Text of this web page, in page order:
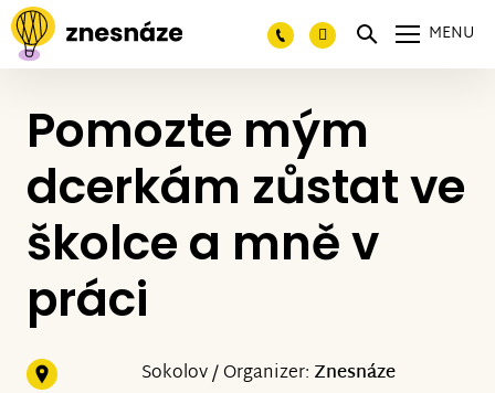
MENU
Pomozte mým
dcerkám zůstat ve
školce a mně v
práci
Sokolov / Organizer: Znesnáze